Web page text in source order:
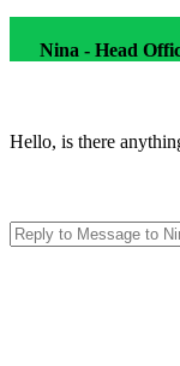
Nina - Head
Hello, is there